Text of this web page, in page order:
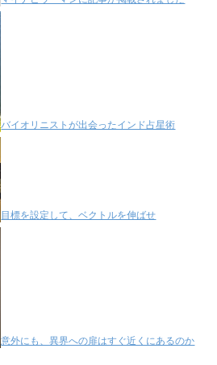
バイオリニストが出会ったインド占星術
目標を設定して、ベクトルを伸ばせ
意外にも、異界への扉はすぐ近くにあるのか